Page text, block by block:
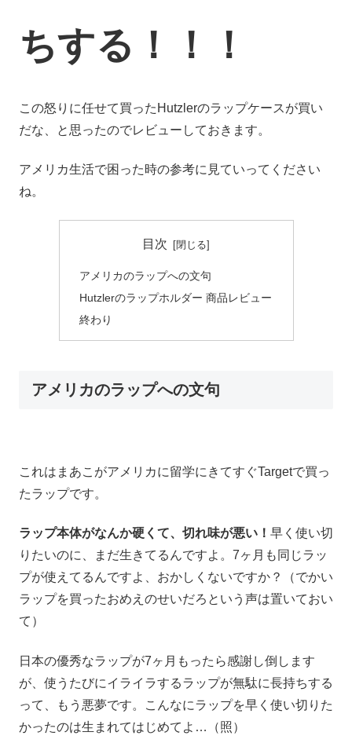
ちする！！！
この怒りに任せて買ったHutzlerのラップケースが買い
だな、と思ったのでレビューしておきます。
アメリカ生活で困った時の参考に見ていってください
ね。
目次
アメリカのラップへの文句
Hutzlerのラップホルダー 商品レビュー
終わり
アメリカのラップへの文句
これはまあこがアメリカに留学にきてすぐTargetで買っ
たラップです。
ラップ本体がなんか硬くて、切れ味が悪い！ 早く使い切
りたいのに、まだ生きてるんですよ。7ヶ月も同じラッ
プが使えてるんですよ、おかしくないですか？（でかい
ラップを買ったおめえのせいだろという声は置いておい
て）
日本の優秀なラップが7ヶ月もったら感謝し倒します
が、使うたびにイライラするラップが無駄に長持ちする
って、もう悪夢です。こんなにラップを早く使い切りた
かったのは生まれてはじめてよ…（照）